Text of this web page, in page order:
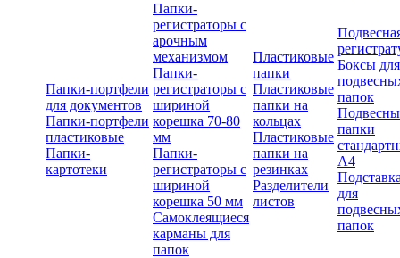
Папки-портфели
для документов
Папки-портфели
пластиковые
Папки-
картотеки
Папки-
регистраторы с
арочным
механизмом
Папки-
регистраторы с
шириной
корешка 70-80
мм
Папки-
регистраторы с
шириной
корешка 50 мм
Самоклеящиеся
карманы для
папок
Пластиковые
папки
Пластиковые
папки на
кольцах
Пластиковые
папки на
резинках
Разделители
листов
Боксы для
папок
папки
А4
для
папок